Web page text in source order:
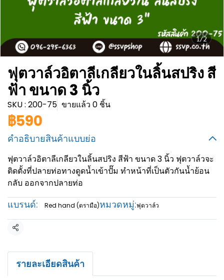
1/2
ฟุตวาล์วอิตาลีเกลียวในลิ้นสปริง สี
ฟ้า ขนาด 3 นิ้ว
SKU : 200-75 ขายแล้ว 0 ชิ้น
฿590
คำอธิบายสินค้าแบบย่อ
ฟุตวาล์วอิตาลีเกลียวในลิ้นสปริง สีฟ้า ขนาด 3 นิ้ว ฟุตวาล์วจะ
ติดตั้งที่ปลายท่อทางดูดน้ำเข้าปั๊ม ทำหน้าที่เป็นตัวกันน้ำย้อน
กลับ ออกจากปลายท่อ
แบรนด์: Red hand (ตรามือ)หมวดหมู่:ฟุตวาล์ว
แชร์
รายละเอียดสินค้า